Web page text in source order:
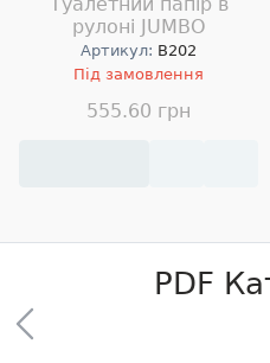
рулоні JUMBO
Артикул: B202
Під замовлення
555.60 грн
PDF